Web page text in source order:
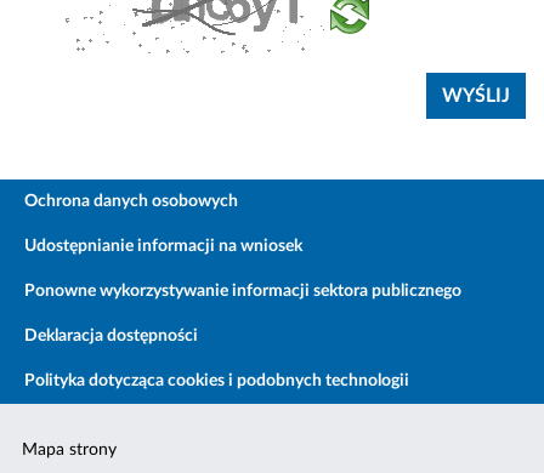
Ochrona danych osobowych
Udostępnianie informacji na wniosek
Ponowne wykorzystywanie informacji sektora publicznego
Deklaracja dostępności
Polityka dotycząca cookies i podobnych technologii
Mapa strony